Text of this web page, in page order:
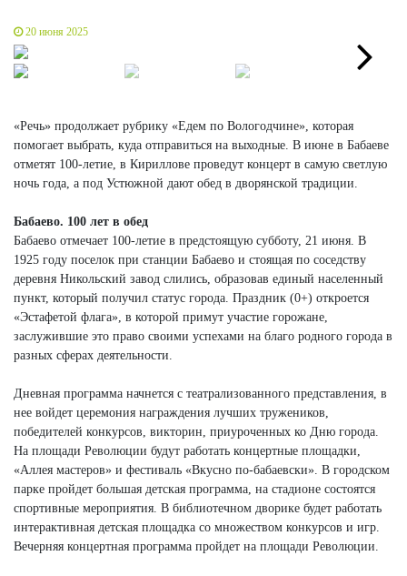
20 июня 2025
«Речь» продолжает рубрику «Едем по Вологодчине», которая
помогает выбрать, куда отправиться на выходные. В июне в Бабаеве
отметят 100-летие, в Кириллове проведут концерт в самую светлую
ночь года, а под Устюжной дают обед в дворянской традиции.
Бабаево. 100 лет в обед
Бабаево отмечает 100-летие в предстоящую субботу, 21 июня. В
1925 году поселок при станции Бабаево и стоящая по соседству
деревня Никольский завод слились, образовав единый населенный
пункт, который получил статус города. Праздник (0+) откроется
«Эстафетой флага», в которой примут участие горожане,
заслужившие это право своими успехами на благо родного города в
разных сферах деятельности.
Дневная программа начнется с театрализованного представления, в
нее войдет церемония награждения лучших тружеников,
победителей конкурсов, викторин, приуроченных ко Дню города.
На площади Революции будут работать концертные площадки,
«Аллея мастеров» и фестиваль «Вкусно по-бабаевски». В городском
парке пройдет большая детская программа, на стадионе состоятся
спортивные мероприятия. В библиотечном дворике будет работать
интерактивная детская площадка со множеством конкурсов и игр.
Вечерняя концертная программа пройдет на площади Революции.